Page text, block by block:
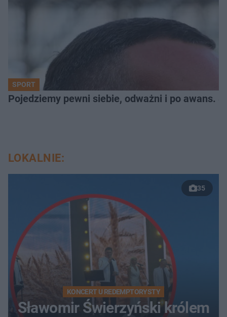
SPORT
Pojedziemy pewni siebie, odważni i po awans.
LOKALNIE:
35
KONCERT U REDEMPTORYSTY
Sławomir Świerzyński królem